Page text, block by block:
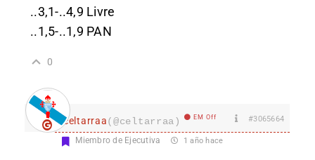
..3,1-..4,9 Livre
..1,5-..1,9 PAN
0
celtarraa(@celtarraa) EM Off #3065664
Miembro de Ejecutiva 1 año hace